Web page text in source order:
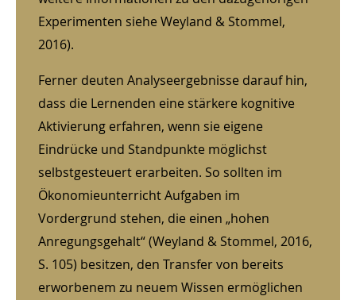
Experimenten siehe Weyland & Stommel,
2016).
Ferner deuten Analyseergebnisse darauf hin,
dass die Lernenden eine stärkere kognitive
Aktivierung erfahren, wenn sie eigene
Eindrücke und Standpunkte möglichst
selbstgesteuert erarbeiten. So sollten im
Ökonomieunterricht Aufgaben im
Vordergrund stehen, die einen „hohen
Anregungsgehalt“ (Weyland & Stommel, 2016,
S. 105) besitzen, den Transfer von bereits
erworbenem zu neuem Wissen ermöglichen